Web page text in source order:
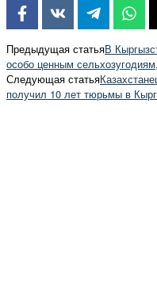
Предыдущая статьяВ
особо ценным
Следующая статья
получил 10 лет тюрьмы в